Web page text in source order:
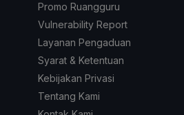
Promo Ruangguru
Vulnerability Report
Layanan Pengaduan
Syarat & Ketentuan
Kebijakan Privasi
Tentang Kami